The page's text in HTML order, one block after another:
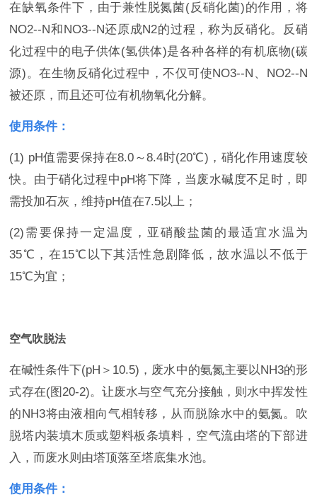
在缺氧条件下，由于兼性脱氮菌(反硝化菌)的作用，将
NO2--N和NO3--N还原成N2的过程，称为反硝化。反硝
化过程中的电子供体(氢供体)是各种各样的有机底物(碳
源)。在生物反硝化过程中，不仅可使NO3--N、NO2--N
被还原，而且还可位有机物氧化分解。
使用条件：
(1) pH值需要保持在8.0～8.4时(20℃)，硝化作用速度较
快。由于硝化过程中pH将下降，当废水碱度不足时，即
需投加石灰，维持pH值在7.5以上；
(2)需要保持一定温度，亚硝酸盐菌的最适宜水温为
35℃，在15℃以下其活性急剧降低，故水温以不低于
15℃为宜；
空气吹脱法
在碱性条件下(pH＞10.5)，废水中的氨氮主要以NH3的形
式存在(图20-2)。让废水与空气充分接触，则水中挥发性
的NH3将由液相向气相转移，从而脱除水中的氨氮。吹
脱塔内装填木质或塑料板条填料，空气流由塔的下部进
入，而废水则由塔顶落至塔底集水池。
使用条件：